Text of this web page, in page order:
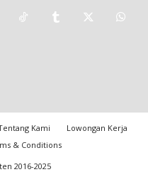
Kami
Lowongan Kerja
& Conditions
2016-2025